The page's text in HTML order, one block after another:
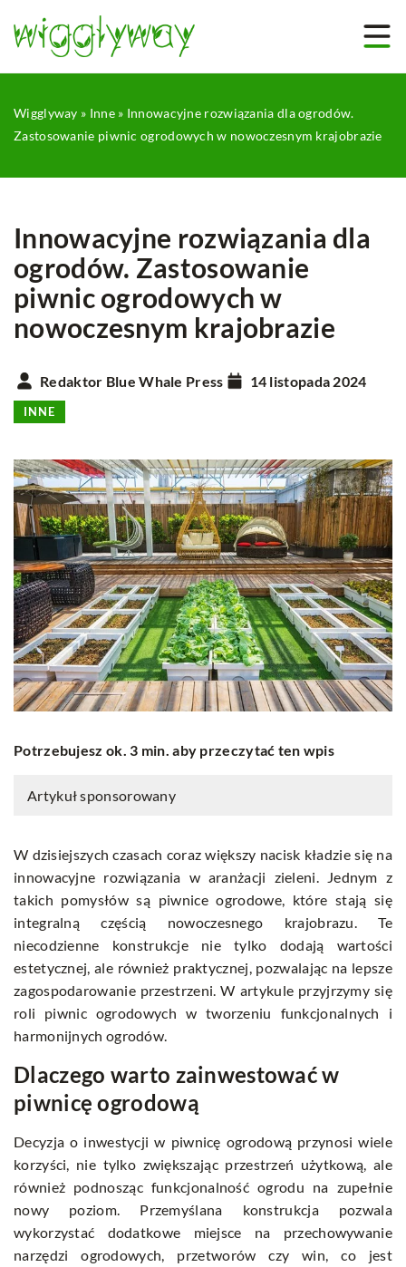
Wigglyway » Inne» Innowacyjne rozwiązania dla ogrodów.
Zastosowanie piwnic ogrodowych w nowoczesnym krajobrazie
Innowacyjne rozwiązania dla
ogrodów. Zastosowanie
piwnic ogrodowych w
nowoczesnym krajobrazie
Redaktor Blue Whale Press 14 listopada 2024
INNE
Potrzebujesz ok. 3 min. aby przeczytać ten wpis
Artykuł sponsorowany
W dzisiejszych czasach coraz większy nacisk kładzie się na
innowacyjne rozwiązania w aranżacji zieleni. Jednym z
takich pomysłów są piwnice ogrodowe, które stają się
integralną częścią nowoczesnego krajobrazu. Te
niecodzienne konstrukcje nie tylko dodają wartości
estetycznej, ale również praktycznej, pozwalając na lepsze
zagospodarowanie przestrzeni. W artykule przyjrzymy się
roli piwnic ogrodowych w tworzeniu funkcjonalnych i
harmonijnych ogrodów.
Dlaczego warto zainwestować w
piwnicę ogrodową
Decyzja o inwestycji w piwnicę ogrodową przynosi wiele
korzyści, nie tylko zwiększając przestrzeń użytkową, ale
również podnosząc funkcjonalność ogrodu na zupełnie
nowy poziom. Przemyślana konstrukcja pozwala
wykorzystać dodatkowe miejsce na przechowywanie
narzędzi ogrodowych, przetworów czy win, co jest